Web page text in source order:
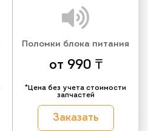
Поломки блока питания
от 990 ₸
*Цена без учета стоимости
запчастей
Заказать